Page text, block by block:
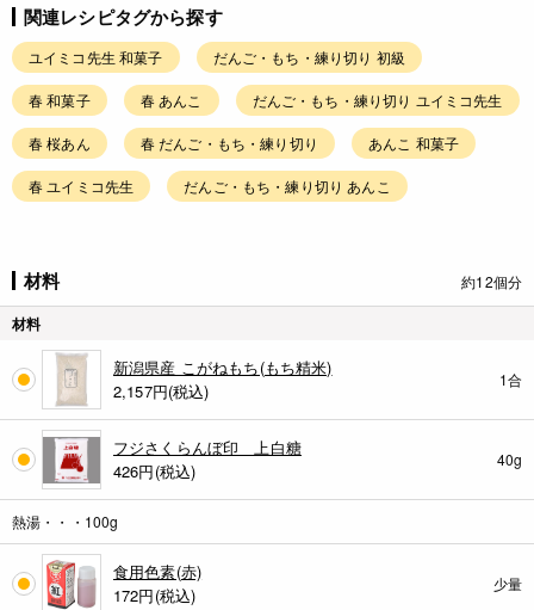
関連レシピタグから探す
ユイミコ先生 和菓子 だんご・もち・練り切り 初級
春 和菓子 春 あんこ だんご・もち・練り切り ユイミコ先生
春 桜あん 春 だんご・もち・練り切り あんこ 和菓子
春 ユイミコ先生 だんご・もち・練り切り あんこ
材料 約12個分
材料
新潟県産 こがねもち(もち精米)
2,157円(税込)
1合
フジさくらんぼ印 上白糖
426円(税込)
40g
熱湯・・・100g
食用色素(赤)
172円(税込)
少量